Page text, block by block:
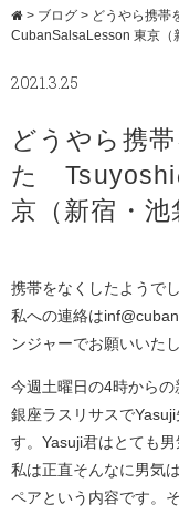
> ブログ > どうやら携帯
CubanSalsaLesson 東京（
2021.3.25
どうやら携
た Tsuyoshi
京（新宿・池
携帯をなくしたようで
私への連絡は
ンジャーでお願いいた
今週土曜日の4時から
銀座ラスリサスで
す。Yasuji君はとても
私は正直そんなに男気
ペアという内容です。